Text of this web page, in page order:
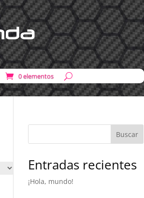
0 elementos
Buscar
Entradas recientes
¡Hola, mundo!